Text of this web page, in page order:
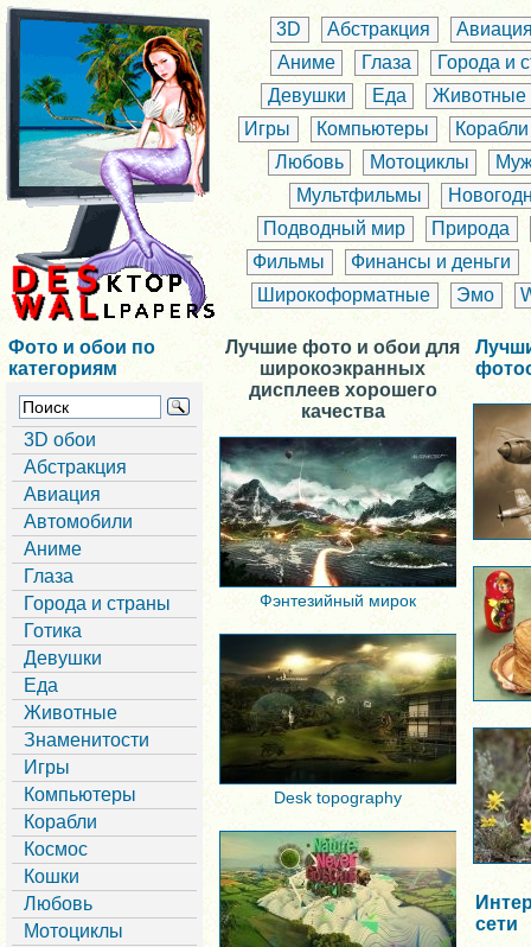
3D Абстракция
Аниме
Глаза
Города и
Девушки
Еда
Животные
Игры
Компьютеры
Корабли
Любовь
Мотоциклы
Мультфильмы
Подводный мир
Природа
Фильмы
Финансы и деньги
Широкоформатные
Эмо
Фото и обои по
категориям
3D обои
Абстракция
Авиация
Автомобили
Аниме
Глаза
Города и страны
Готика
Девушки
Еда
Животные
Знаменитости
Игры
Компьютеры
Корабли
Космос
Кошки
Любовь
Мотоциклы
Лучшие фото и обои для
широкоэкранных
дисплеев хорошего
качества
Фэнтезийный мирок
Desk topography
сети